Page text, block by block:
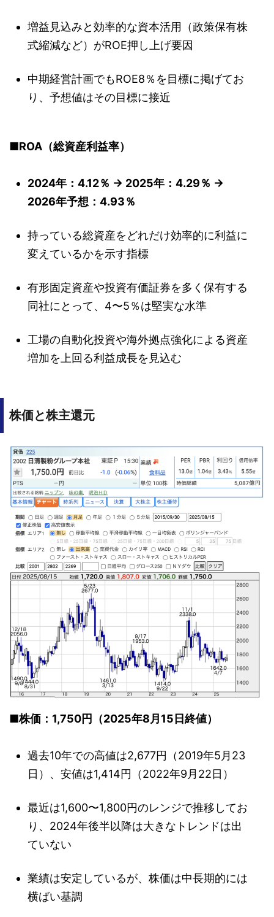
増益見込みと効率的な資本活用（政策保有株
式縮減など）がROE押し上げ要因
中期経営計画でもROE8％を目標に掲げてお
り、予想値はその目標に接近
■ROA（総資産利益率）
2024年：4.12％ → 2025年：4.29％ →
2026年予想：4.93％
持っている総資産をどれだけ効率的に利益に
変えているかを示す指標
有形固定資産や投資有価証券を多く保有する
同社にとって、4〜5％は堅実な水準
工場の自動化投資や海外拠点強化による資産
増加を上回る利益成長を見込む
株価と株主還元
■株価：1,750円（2025年8月15日終値）
過去10年での高値は2,677円（2019年5月23
日）、安値は1,414円（2022年9月22日）
最近は1,600〜1,800円のレンジで推移してお
り、2024年後半以降は大きなトレンドは出
ていない
業績は安定しているが、株価は中長期的には
横ばい基調